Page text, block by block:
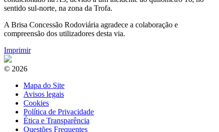
sentido sul-norte, na zona da Trofa.
A Brisa Concessão Rodoviária agradece a colaboração e
compreensão dos utilizadores desta via.
Imprimir
© 2026
Mapa do Site
Avisos legais
Cookies
Política de Privacidade
Ética e Transparência
Questões Frequentes